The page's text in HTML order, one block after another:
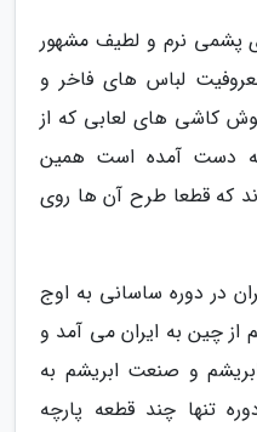
پشمی نرم و لطیف مشهور
لباس های فاخر و
کاشی های لعابی که از
دست آمده است همین
که قطعا طرح آن ها روی
در دوره ساسانی به اوج
از چین به ایران می آمد و
و صنعت ابریشم به
تنها چند قطعه پارچه